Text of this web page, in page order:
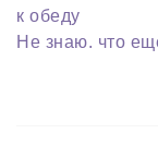
к обеду
Не знаю. что